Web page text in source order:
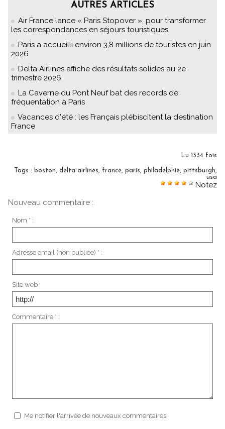
AUTRES ARTICLES
Air France lance « Paris Stopover », pour transformer
les correspondances en séjours touristiques
Paris a accueilli environ 3,8 millions de touristes en juin
2026
Delta Airlines affiche des résultats solides au 2e
trimestre 2026
La Caverne du Pont Neuf bat des records de
fréquentation à Paris
Vacances d'été : les Français plébiscitent la destination
France
Lu 1334 fois
Tags : boston, delta airlines, france, paris, philadelphie, pittsburgh,
usa
Notez
Nouveau commentaire :
Nom * :
Adresse email (non publiée) * :
Site web :
Commentaire * :
Me notifier l'arrivée de nouveaux commentaires